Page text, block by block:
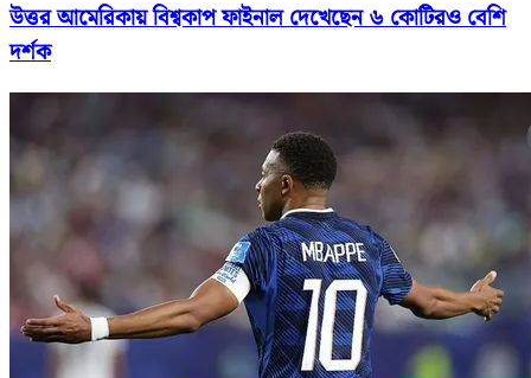
উত্তর আমেরিকায় বিশ্বকাপ ফাইনাল দেখেছেন ৬ কোটিরও বেশি
দর্শক